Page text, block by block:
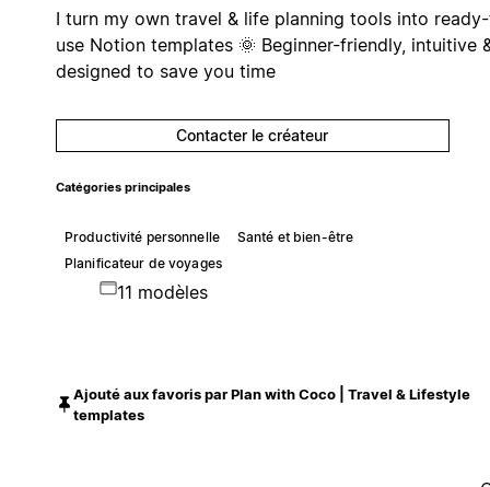
I turn my own travel & life planning tools into
use Notion templates 🌞 Beginner-friendly, intuitive
designed to save you time
Contacter le créateur
Catégories principales
Productivité personnelle
Santé et bien-être
Planificateur de voyages
11 modèles
Ajouté aux favoris par Plan with Coco | Travel & Lifestyle
templates